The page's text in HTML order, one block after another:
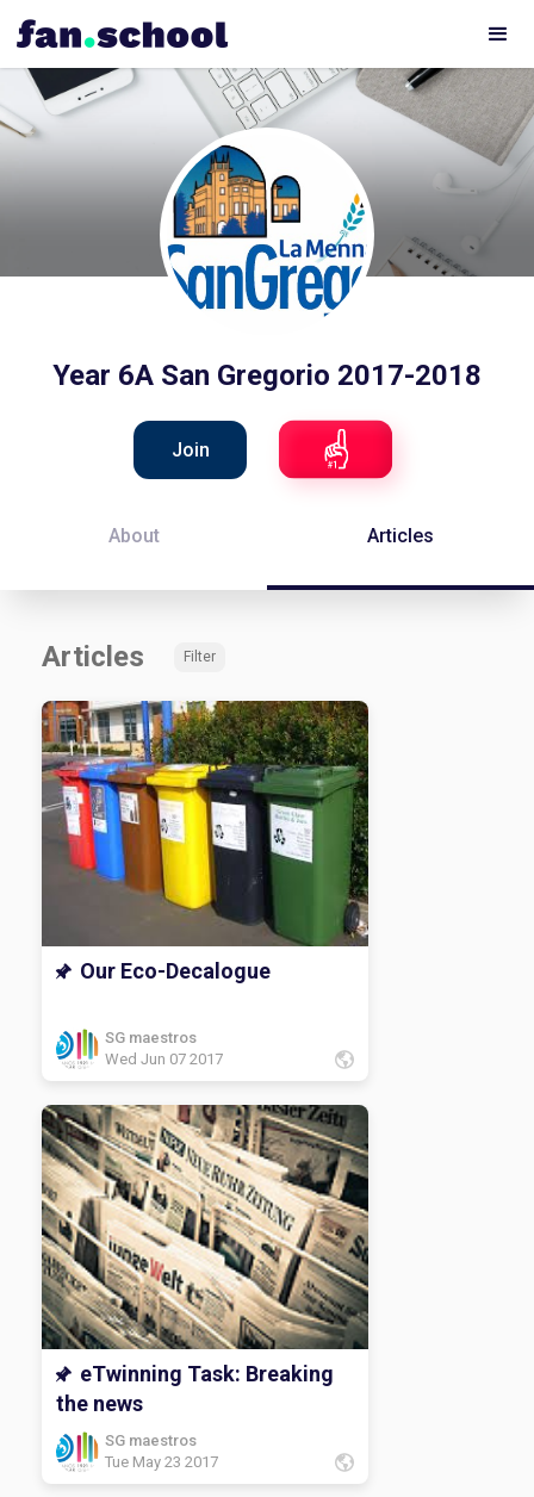
Year 6A San Gregorio 2017-2018
Join
About Articles
Articles Filter
Our Eco-Decalogue
SG maestros
Wed Jun 07 2017
eTwinning Task: Breaking
the news
SG maestros
Tue May 23 2017